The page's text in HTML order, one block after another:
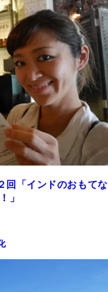
回「インドのおもてな
」